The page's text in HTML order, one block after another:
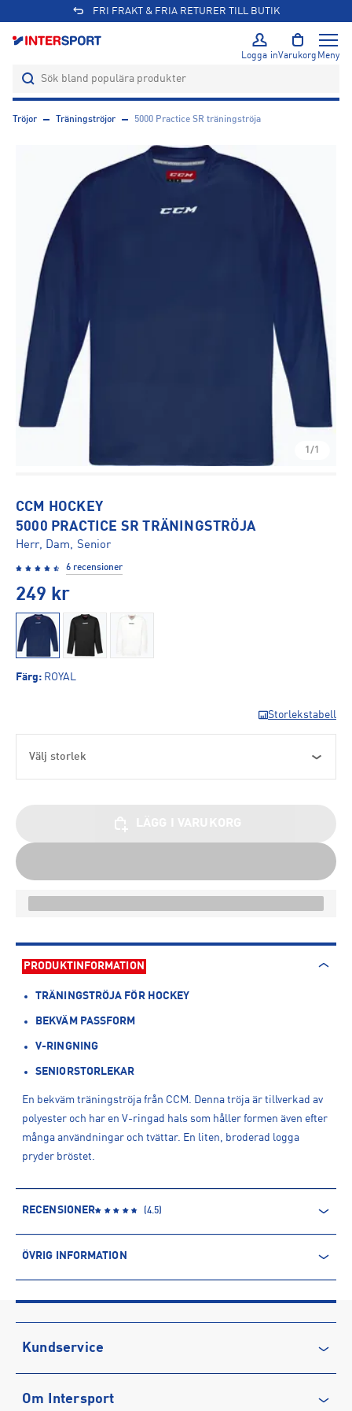
FRI FRAKT & FRIA RETURER TILL BUTIK
Logga inVarukorg Meny
Tröjor Träningströjor 5000 Practice SR träningströja
1/1
CCM HOCKEY
5000 PRACTICE SR TRÄNINGSTRÖJA
Herr, Dam, Senior
6 recensioner
249 kr
Färg: ROYAL
Storlekstabell
Välj storlek
PRODUKTINFORMATION
TRÄNINGSTRÖJA FÖR HOCKEY
BEKVÄM PASSFORM
V-RINGNING
SENIORSTORLEKAR
En bekväm träningströja från CCM. Denna tröja är tillverkad av
polyester och har en V-ringad hals som håller formen även efter
många användningar och tvättar. En liten, broderad logga
pryder bröstet.
RECENSIONER (4.5)
ÖVRIG INFORMATION
Produktnummer: 1434120
Leverantörens produktnummer: 5000SR
Artikelnummer: 143412005-Royal
Tillverkaradress
Kundservice
Vanliga frågor & svar
Om Intersport